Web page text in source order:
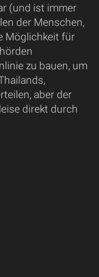
(und ist immer
der Menschen,
Möglichkeit für
zu bauen, um
aber der
direkt durch